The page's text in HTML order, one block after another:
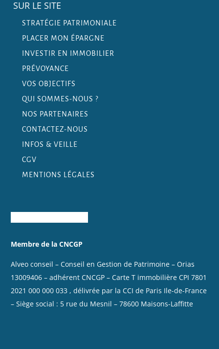
SUR LE SITE
STRATÉGIE PATRIMONIALE
PLACER MON ÉPARGNE
INVESTIR EN IMMOBILIER
PRÉVOYANCE
VOS OBJECTIFS
QUI SOMMES-NOUS ?
NOS PARTENAIRES
CONTACTEZ-NOUS
INFOS & VEILLE
CGV
MENTIONS LÉGALES
Membre de la CNCGP
Alveo conseil – Conseil en Gestion de Patrimoine – Orias
13009406 – adhérent CNCGP – Carte T immobilièreCPI 7801
2021 000 000 033 , délivrée par la CCI de Paris Ile-de-France
– Siège social : 5 rue du Mesnil – 78600 Maisons-Laffitte